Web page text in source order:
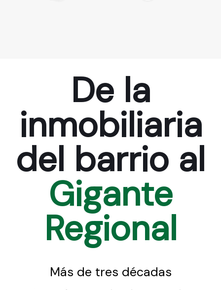
De la
inmobiliaria
del barrio al
Gigante
Regional
Más de tres décadas